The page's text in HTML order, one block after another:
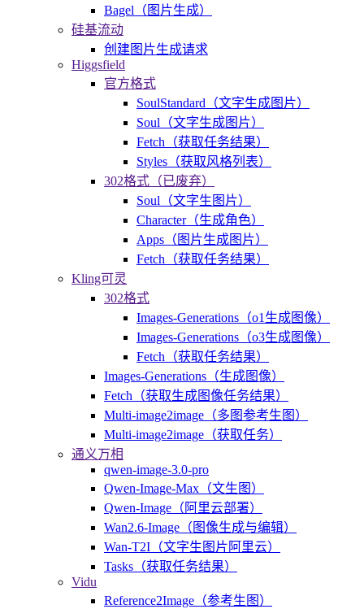
Bagel（图片生成）
硅基流动
创建图片生成请求
Higgsfield
官方格式
SoulStandard（文字生成图片）
Soul（文字生成图片）
Fetch（获取任务结果）
Styles（获取风格列表）
302格式（已废弃）
Soul（文字生图片）
Character（生成角色）
Apps（图片生成图片）
Fetch（获取任务结果）
Kling可灵
302格式
Images-Generations（o1生成图像）
Images-Generations（o3生成图像）
Fetch（获取任务结果）
Images-Generations（生成图像）
Fetch（获取生成图像任务结果）
Multi-image2image（多图参考生图）
Multi-image2image（获取任务）
通义万相
qwen-image-3.0-pro
Qwen-Image-Max（文生图）
Qwen-Image（阿里云部署）
Wan2.6-Image（图像生成与编辑）
Wan-T2I（文字生图片阿里云）
Tasks（获取任务结果）
Vidu
Reference2Image（参考生图）